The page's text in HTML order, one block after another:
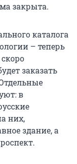
закрыта.
каталога
– теперь
заказать
в
них,
здание, а